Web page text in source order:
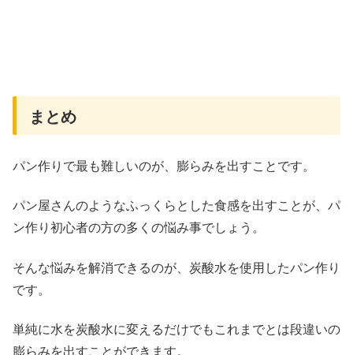
まとめ
パン作りで最も難しいのが、膨らみを出すことです。
パン屋さんのようなふっくらとした食感を出すことが、パ
ン作り初心者の方の多くの悩み事でしょう。
そんな悩みを解消できるのが、炭酸水を使用したパン作り
です。
単純に水を炭酸水に変えるだけでもこれまでとは段違いの
膨らみを出すことができます。